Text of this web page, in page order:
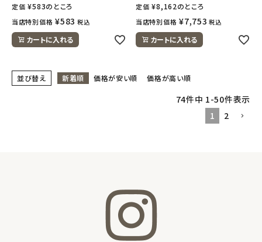
定価 ¥583のところ
当店特別価格 ¥583 税込
カートに入れる
定価 ¥8,162のところ
当店特別価格 ¥7,753 税込
カートに入れる
並び替え 新着順 価格が安い順 価格が高い順
74件中 1-50件表示
1
2